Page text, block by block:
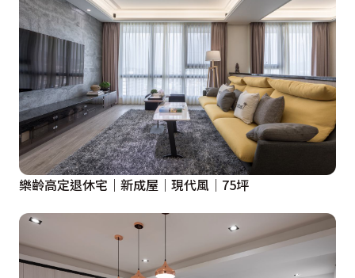
樂齡高定退休宅｜新成屋｜現代風｜75坪